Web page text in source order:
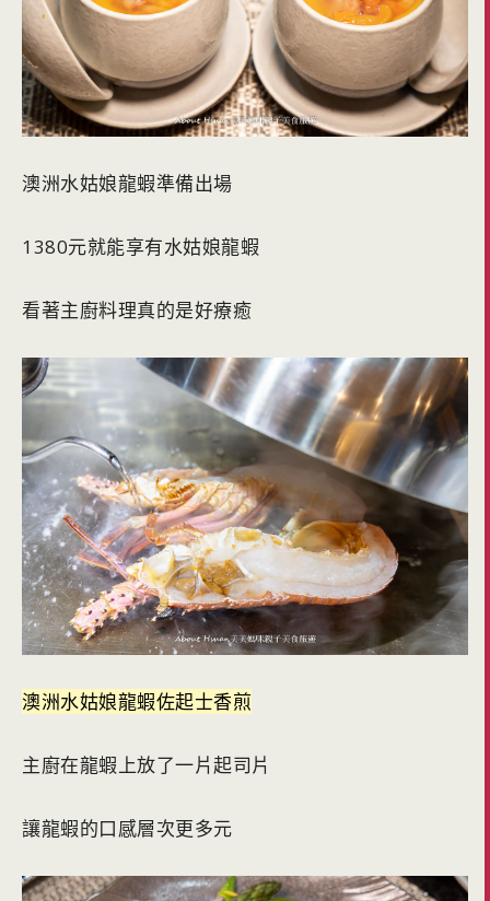
澳洲水姑娘龍蝦準備出場
1380元就能享有水姑娘龍蝦
看著主廚料理真的是好療癒
澳洲水姑娘龍蝦佐起士香煎
主廚在龍蝦上放了一片起司片
讓龍蝦的口感層次更多元